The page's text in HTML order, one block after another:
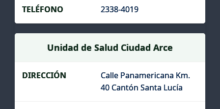
2338-4019
Unidad de Salud Ciudad Arce
Calle Panamericana Km.
40 Cantón Santa Lucía